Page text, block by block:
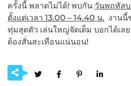
ครั้งนี้ พลาดไม่ได้! พบกัน วันพฤหัส
ตั้งแต่เวลา 13.00 – 14.40 น. งานนี้
ทุ่มสุดตัว เล่นใหญ่จัดเต็ม บอกได้เล
ต้องสั่นสะเทือนแน่นอน!